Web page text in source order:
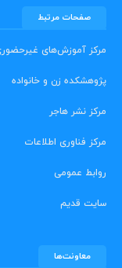
صفحات مرتبط
مرکز آموزش‌های
پژوهشکده زن و خانواده
مرکز نشر هاجر
مرکز فناوری اطلاعات
روابط عمومی
سایت قدیم
معاونت‌ها